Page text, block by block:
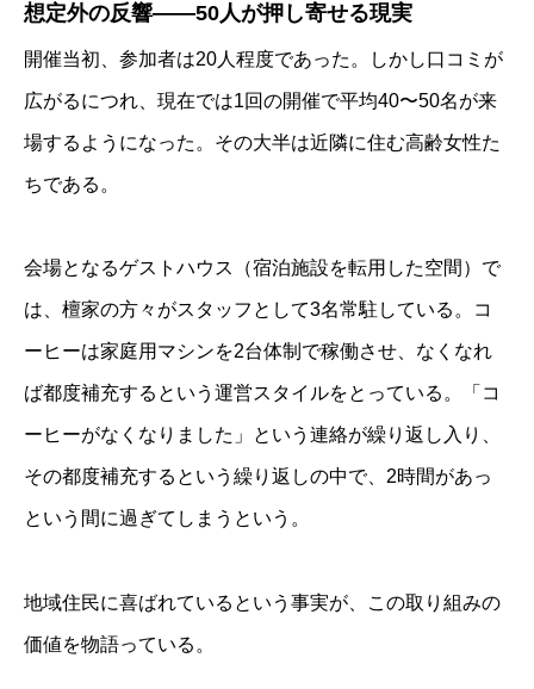
想定外の反響――50人が押し寄せる現実
開催当初、参加者は20人程度であった。しかし口コミが
広がるにつれ、現在では1回の開催で平均40〜50名が来
場するようになった。その大半は近隣に住む高齢女性た
ちである。
会場となるゲストハウス（宿泊施設を転用した空間）で
は、檀家の方々がスタッフとして3名常駐している。コ
ーヒーは家庭用マシンを2台体制で稼働させ、なくなれ
ば都度補充するという運営スタイルをとっている。「コ
ーヒーがなくなりました」という連絡が繰り返し入り、
その都度補充するという繰り返しの中で、2時間があっ
という間に過ぎてしまうという。
地域住民に喜ばれているという事実が、この取り組みの
価値を物語っている。